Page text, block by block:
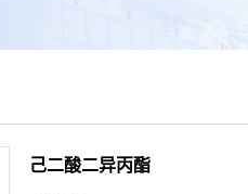
己二酸二异丙酯